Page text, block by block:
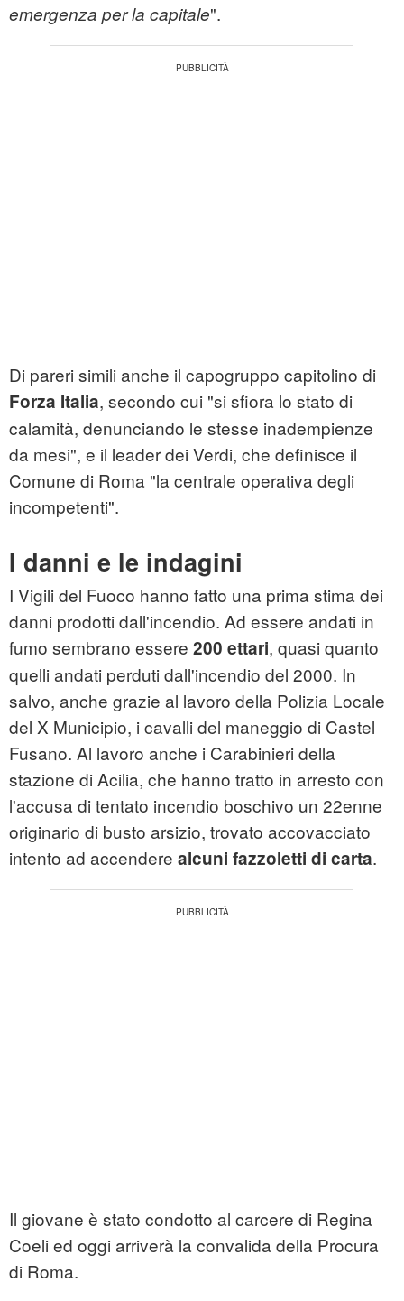
emergenza per la capitale".
Di pareri simili anche il capogruppo capitolino di
Forza Italia, secondo cui "si sfiora lo stato di
calamità, denunciando le stesse inadempienze
da mesi", e il leader dei Verdi, che definisce il
Comune di Roma "la centrale operativa degli
incompetenti".
I danni e le indagini
I Vigili del Fuoco hanno fatto una prima stima dei
danni prodotti dall'incendio. Ad essere andati in
fumo sembrano essere 200 ettari, quasi quanto
quelli andati perduti dall'incendio del 2000. In
salvo, anche grazie al lavoro della Polizia Locale
del X Municipio, i cavalli del maneggio di Castel
Fusano. Al lavoro anche i Carabinieri della
stazione di Acilia, che hanno tratto in arresto con
l'accusa di tentato incendio boschivo un 22enne
originario di busto arsizio, trovato accovacciato
intento ad accendere alcuni fazzoletti di carta.
Il giovane è stato condotto al carcere di Regina
Coeli ed oggi arriverà la convalida della Procura
di Roma.